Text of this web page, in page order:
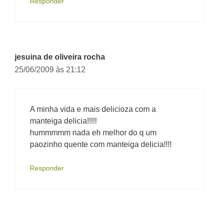
jesuina de oliveira rocha
25/06/2009 às 21:12
A minha vida e mais delicioza com a
manteiga delicia!!!!!
hummmmm nada eh melhor do q um
paozinho quente com manteiga delicia!!!!
Responder